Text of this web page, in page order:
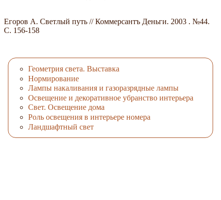
Егоров А. Светлый путь // Коммерсантъ Деньги. 2003 . №44.
C. 156-158
Геометрия света. Выставка
Нормирование
Лампы накаливания и газоразрядные лампы
Освещение и декоративное убранство интерьера
Свет. Освещение дома
Роль освещения в интерьере номера
Ландшафтный свет